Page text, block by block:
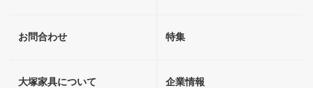
お問合わせ 特集
大塚家具について 企業情報